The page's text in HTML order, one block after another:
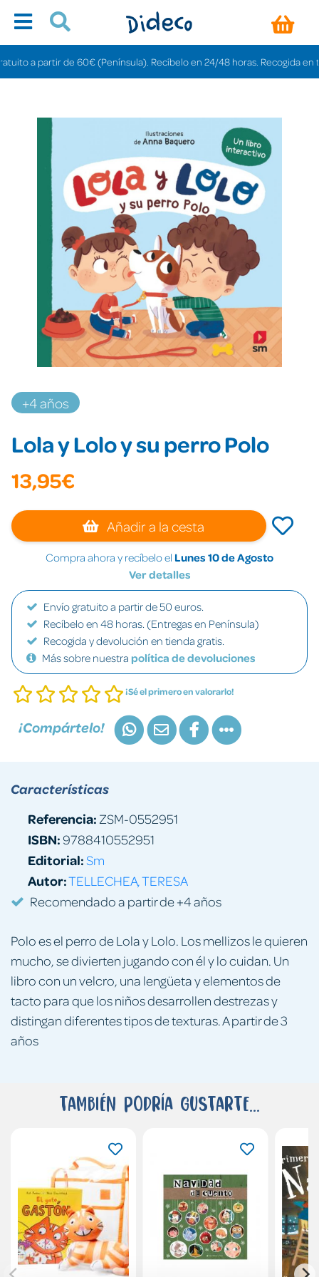
a partir de 60€ (Península). Recíbelo en 24/48 horas. Recogida en
+4 años
Lola y Lolo y su perro Polo
13,95€
Añadir a la cesta
Compra ahora y recíbelo el Lunes 10 de Agosto
Ver detalles
Envío gratuito a partir de 50 euros.
Recíbelo en 48 horas. (Entregas en Península)
Recogida y devolución en tienda gratis.
Más sobre nuestra política de devoluciones
¡Sé el primero en valorarlo!
¡Compártelo!
Polo es el perro de Lola y Lolo. Los mellizos le quieren
mucho, se divierten jugando con él y lo cuidan. Un
libro con un velcro, una lengüeta y elementos de
tacto para que los niños desarrollen destrezas y
distingan diferentes tipos de texturas. A partir de 3
años
Características
Referencia: ZSM-0552951
ISBN:9788410552951
Editorial:Sm
Autor:TELLECHEA, TERESA
Recomendado a partir de +4 años
También podría gustarte...